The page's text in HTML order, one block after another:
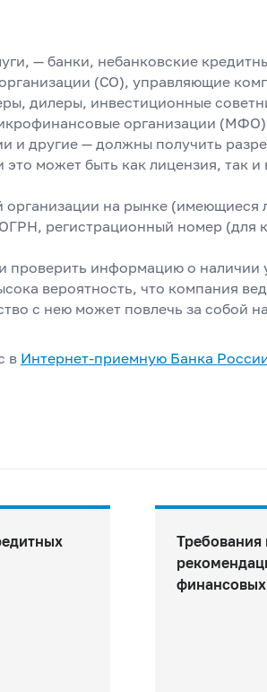
— банки, небанковские
(СО), управляющие
дилеры, инвестиционные
организации
другие — должны получить
может быть как лицензия, так и
на рынке (имеющиеся
регистрационный номер (для
проверить информацию о наличии
вероятность, что компания
с нею может повлечь за собой
в Интернет-приемную Банка
Требования